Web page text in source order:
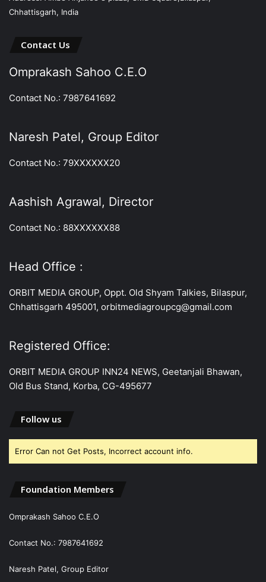
Chhattisgarh, India
Contact Us
Omprakash Sahoo C.E.O
Contact No.: 7987641692
Naresh Patel, Group Editor
Contact No.: 79XXXXXX20
Aashish Agrawal, Director
Contact No.: 88XXXXXX88
Head Office :
ORBIT MEDIA GROUP, Oppt. Old Shyam Talkies, Bilaspur,
Chhattisgarh 495001, orbitmediagroupcg@gmail.com
Registered Office:
ORBIT MEDIA GROUP INN24 NEWS, Geetanjali Bhawan,
Old Bus Stand, Korba, CG-495677
Follow us
Error Can not Get Posts, Incorrect account info.
Foundation Members
Omprakash Sahoo C.E.O
Contact No.: 7987641692
Naresh Patel, Group Editor